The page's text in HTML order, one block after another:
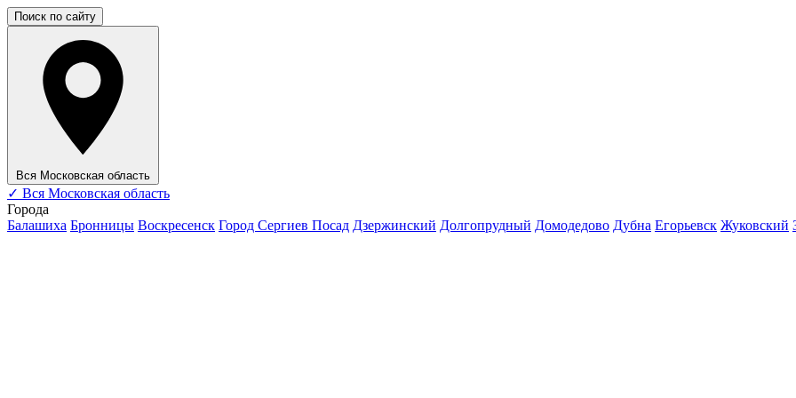
Поиск по сайту
Вся Московская область
✓ Вся Московская область
Города
Балашиха Бронницы Воскресенск Город Сергиев Посад Дзержинский Долгопрудный Домодедово Дубна Егорьевск Жуковский